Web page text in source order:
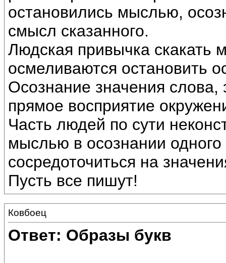
остановились мыслью,
смысл сказанного.
Людская привычка скакать
осмеливаются остановить
Осознание значения слова,
прямое восприятие
Часть людей по сути
мыслью в осознании
сосредоточиться на
Пусть все пишут!
Ковбоец
Ответ: Образы букв